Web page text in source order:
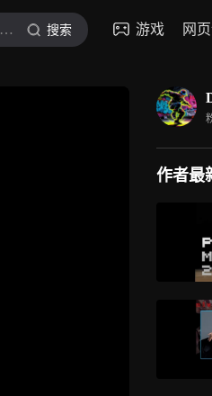
Dance视界 搜索 游戏 网
作者最